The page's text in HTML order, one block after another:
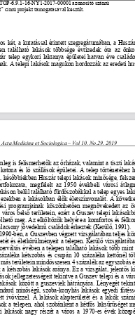
-6.9.1-16-NY1-2017-00001 azonosító számú
című projekt támogatásával készült.
két, a kutatással érintett szegregátumában, a
található  lakások  többsége  évtizedek  óta az
telep egykori laktanya épületei hatvan éve
A telepi lakások magukon hordozzák az eredeti
Acta Medicina et Sociologica – Vol 10 . No.29. 2019
is felismerhetők az őrházak, valamint a tiszti
és ló szállások épületei. A telep történetéhez
, későbbiekben Huszár telepi lakások minősége,
megfelelt  az  1950  évekbeli  városi
belül található fürdőszobákkal a telep egyes
a lakásokban élők életszínvonalát. A
programjainak köszönhetően  megnövekedett az
város belső területein, ezért a Guszev telepi
meg. Az elköltözők helyére a komfortos és
jövedelmű családok érkeztek (Kerülő, 1991).
-ben, a Guszevben végzett vizsgálatában teljes
és életkörülményeit a telepen. Kerülő
évében a telepen található lakások több mint
kétszobás és csupán 10 százaléka kettőnél
területein mindösszesen 4 százalék az egyszobás
a kétszobás lakások aránya. Ez a vizsgálat, jelentős
jellegzetességeit tekintve a Guszev telepi és a
között a guszeviek hátrányára. Lényegét
minőségű, szoba-konyhás lakások egyedi
ivóvízzel. A lakások alapterületét és a lakók
a telepen, ahol szobánként a kétfős laksűrűséget
lakások nagy részét a város a 1970-es évek